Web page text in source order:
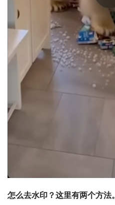
怎么去水印？这里有两个方法。